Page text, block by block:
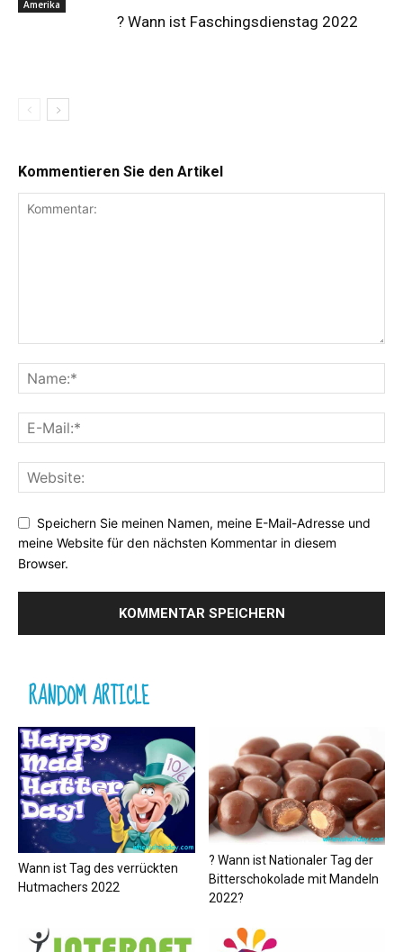
Amerika
? Wann ist Faschingsdienstag 2022
Kommentieren Sie den Artikel
Speichern Sie meinen Namen, meine E-Mail-Adresse und
meine Website für den nächsten Kommentar in diesem
Browser.
RANDOM ARTICLE
Wann ist Tag des verrückten
Hutmachers 2022
? Wann ist Nationaler Tag der
Bitterschokolade mit Mandeln
2022?